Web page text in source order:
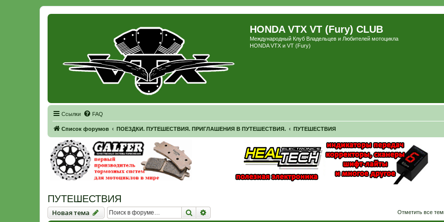
HONDA VTX VT (Fury) CLUB
Международный Клуб Владельцев и Любителей мотоцикла
HONDA VTX и VT (Fury)
Ссылки FAQ
Список форумов ПОЕЗДКИ. ПУТЕШЕСТВИЯ. ПРИГЛАШЕНИЯ В ПУТЕШЕСТВИЯ. ПУТЕШЕСТВИЯ
ПУТЕШЕСТВИЯ
Новая тема
Новаятема Поиск Отметить все